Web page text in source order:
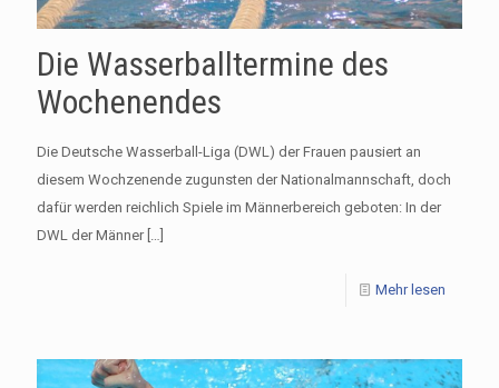
Die Wasserballtermine des
Wochenendes
Die Deutsche Wasserball-Liga (DWL) der Frauen pausiert an
diesem Wochzenende zugunsten der Nationalmannschaft, doch
dafür werden reichlich Spiele im Männerbereich geboten: In der
DWL der Männer[…]
Mehr lesen